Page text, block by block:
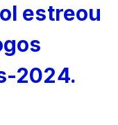
estreou
2024.